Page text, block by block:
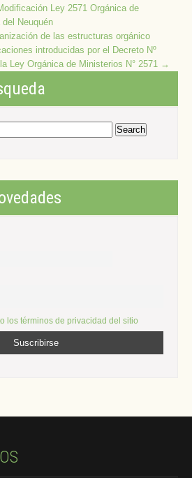
Ley 2571 Orgánica de
Neuquén
de las estructuras orgánico
introducidas por el Decreto Nº
Ley Orgánica de Ministerios N° 2571 →
los términos de privacidad del sitio